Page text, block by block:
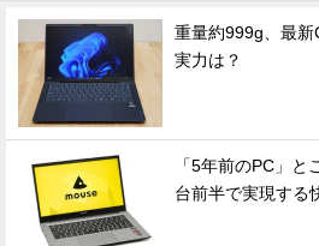
重量約999g、最新
実力は？
「5年前のPC」と
台前半で実現する